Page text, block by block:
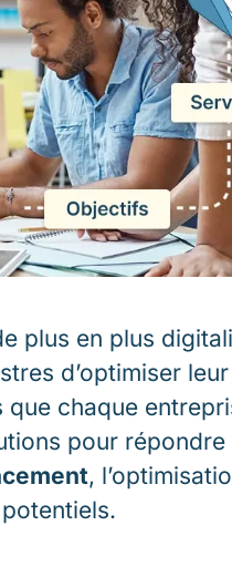
plus en plus
d’optimiser
chaque
pour
,